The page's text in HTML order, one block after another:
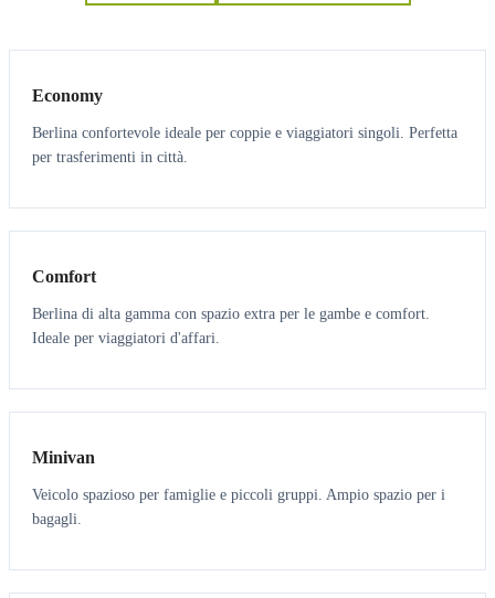
Economy
Berlina confortevole ideale per coppie e viaggiatori singoli. Perfetta
per trasferimenti in città.
3 3
Comfort
Berlina di alta gamma con spazio extra per le gambe e comfort.
Ideale per viaggiatori d'affari.
6 5
Minivan
Veicolo spazioso per famiglie e piccoli gruppi. Ampio spazio per i
bagagli.
7 7